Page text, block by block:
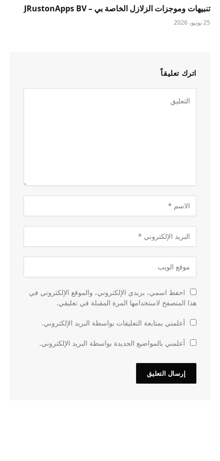
تنبيهات وموجزات الزلازل الخاصة بي – JRustonApps BV
25 يونيو، 2026
اترك تعليقاً
احفظ اسمي، بريدي الإلكتروني، والموقع الإلكتروني في
هذا المتصفح لاستخدامها المرة المقبلة في تعليقي.
أعلمني بمتابعة التعليقات بواسطة البريد الإلكتروني.
أعلمني بالمواضيع الجديدة بواسطة البريد الإلكتروني.